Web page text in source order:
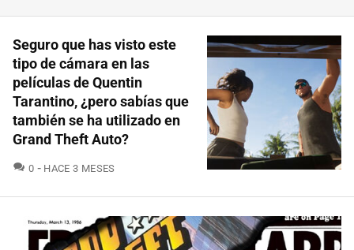
Seguro que has visto este
tipo de cámara en las
películas de Quentin
Tarantino, ¿pero sabías que
también se ha utilizado en
Grand Theft Auto?
0 COMENTARIOS
HACE 3 MESES